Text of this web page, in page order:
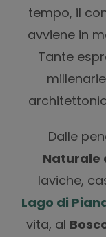
tempo, il
avviene in
Tante
Dalle
Naturale
laviche,
Lago di
vita, al